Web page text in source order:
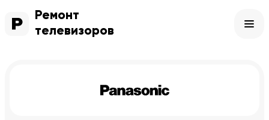
Ремонт
телевизоров